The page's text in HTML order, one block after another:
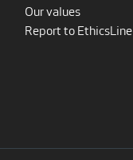
Our values
Report to EthicsLine